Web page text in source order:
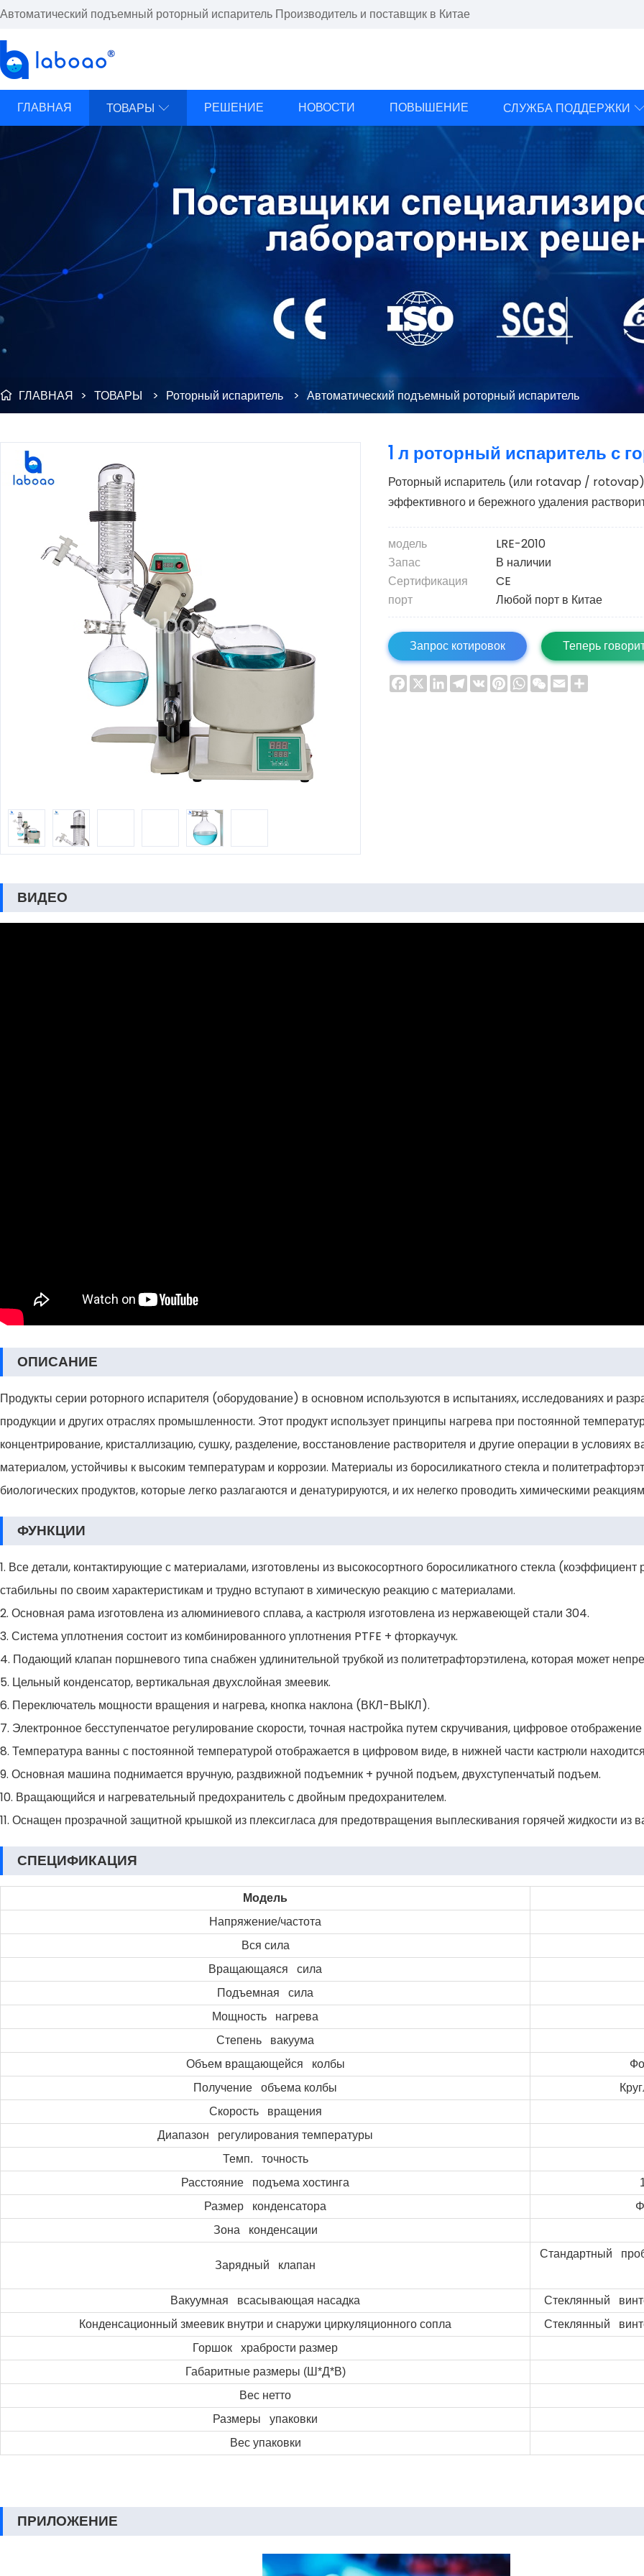
Автоматический подъемный роторный испаритель Производитель и поставщик в Китае
ГЛАВНАЯ ТОВАРЫ  РЕШЕНИЕ НОВОСТИ ПОВЫШЕНИЕ СЛУЖБА ПОДДЕРЖКИ
 ГЛАВНАЯ > ТОВАРЫ > Роторный испаритель > Автоматический подъемный роторный испаритель
1 л роторный испаритель с
Роторный испаритель (или rotavap / rotovap)
эффективного и бережного удаления
модель
LRE-2010
Запас
В наличии
Сертификация
CE
порт
Любой порт в Китае
Запрос котировок Теперь
Facebook
X LinkedInTelegram
VK Pinterest
WhatsApp
WeChat
Email
ВИДЕО
ОПИСАНИЕ
Продукты серии роторного испарителя (оборудование) в основном используются в испытаниях, исследованиях и
продукции и других отраслях промышленности. Этот продукт использует принципы нагрева при постоянной
концентрирование, кристаллизацию, сушку, разделение, восстановление растворителя и другие операции в
материалом, устойчивы к высоким температурам и коррозии. Материалы из боросиликатного стекла и
биологических продуктов, которые легко разлагаются и денатурируются, и их нелегко проводить химическими
ФУНКЦИИ
1. Все детали, контактирующие с материалами, изготовлены из высокосортного боросиликатного стекла
стабильны по своим характеристикам и трудно вступают в химическую реакцию с материалами.
2. Основная рама изготовлена из алюминиевого сплава, а кастрюля изготовлена из нержавеющей стали 304.
3. Система уплотнения состоит из комбинированного уплотнения PTFE + фторкаучук.
4. Подающий клапан поршневого типа снабжен удлинительной трубкой из политетрафторэтилена, которая может
5. Цельный конденсатор, вертикальная двухслойная змеевик.
6. Переключатель мощности вращения и нагрева, кнопка наклона (ВКЛ-ВЫКЛ).
7. Электронное бесступенчатое регулирование скорости, точная настройка путем скручивания, цифровое отображение
8. Температура ванны с постоянной температурой отображается в цифровом виде, в нижней части кастрюли
9. Основная машина поднимается вручную, раздвижной подъемник + ручной подъем, двухступенчатый подъем.
10. Вращающийся и нагревательный предохранитель с двойным предохранителем.
11. Оснащен прозрачной защитной крышкой из плексигласа для предотвращения выплескивания горячей жидкости из
СПЕЦИФИКАЦИЯ
Модель
Напряжение/частота
Вся сила
Вращающаяся сила
Подъемная сила
Мощность нагрева
Степень вакуума
Объем вращающейся колбы
Получение объема колбы
Скорость вращения
Диапазон регулирования температуры
Темп. точность
Расстояние подъема хостинга
Размер конденсатора
Φ
Зона конденсации
Зарядный клапан
Стандартный
Вакуумная всасывающая насадка
Стеклянный
Конденсационный змеевик внутри и снаружи циркуляционного сопла
Стеклянный
Горшок храбрости размер
Габаритные размеры (Ш*Д*В)
Вес нетто
Размеры упаковки
Вес упаковки
ПРИЛОЖЕНИЕ